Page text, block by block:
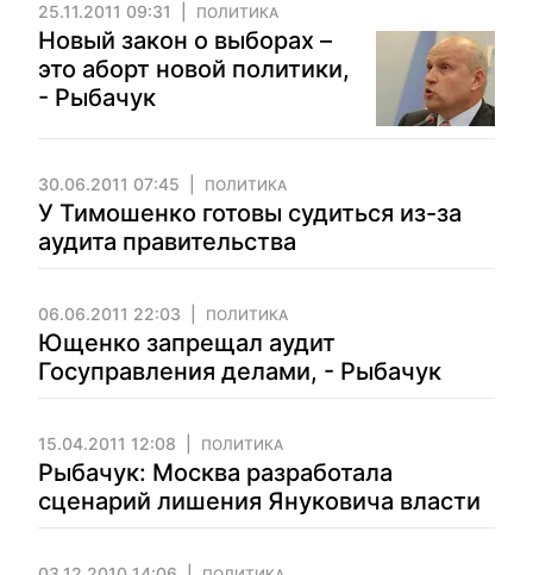
25.11.2011 09:31 ПОЛИТИКА
Новый закон о выборах –
это аборт новой политики,
- Рыбачук
30.06.2011 07:45 ПОЛИТИКА
У Тимошенко готовы судиться из-за
аудита правительства
06.06.2011 22:03 ПОЛИТИКА
Ющенко запрещал аудит
Госуправления делами, - Рыбачук
15.04.2011 12:08 ПОЛИТИКА
Рыбачук: Москва разработала
сценарий лишения Януковича власти